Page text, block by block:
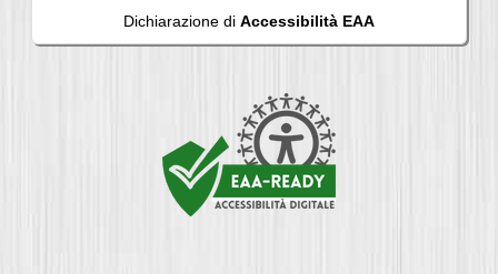
Dichiarazione di Accessibilità EAA